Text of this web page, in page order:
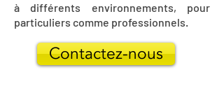
à différents environnements, pour
particuliers comme professionnels.
Contactez-nous